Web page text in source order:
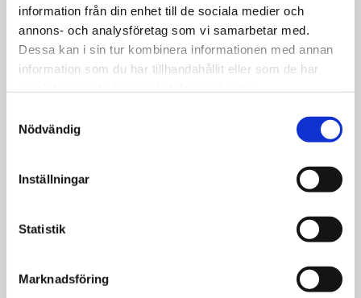
information från din enhet till de sociala medier och
annons- och analysföretag som vi samarbetar med.
Dessa kan i sin tur kombinera informationen med annan
information som du har tillhandahållit eller som de har
Nödvändig
Inställningar
Statistik
Marknadsföring
Krönika
Det är en skön
Putin vill
Opinion
just Israel ska mäkla